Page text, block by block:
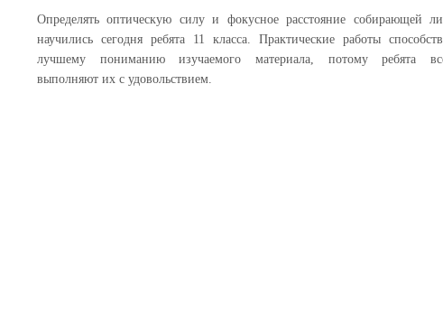
Определять оптическую силу и фокусное расстояние собирающей
научились сегодня ребята 11 класса. Практические работы
лучшему пониманию изучаемого материала, потому ребята
выполняют их с удовольствием.